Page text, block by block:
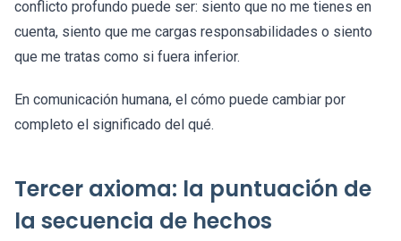
conflicto profundo puede ser: siento que no me tienes en
cuenta, siento que me cargas responsabilidades o siento
que me tratas como si fuera inferior.
En comunicación humana, el cómo puede cambiar por
completo el significado del qué.
Tercer axioma: la puntuación de
la secuencia de hechos